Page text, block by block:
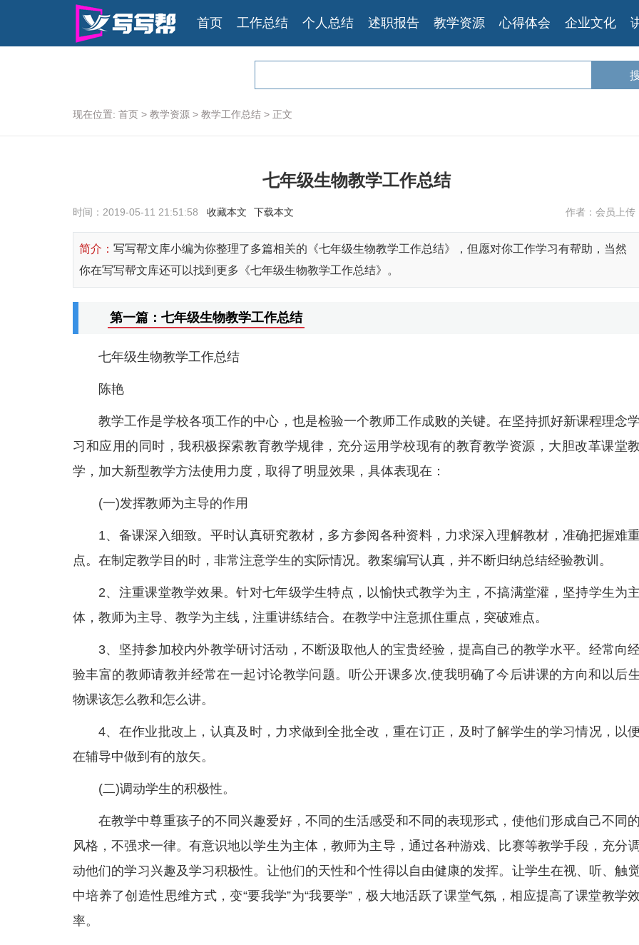
首页 工作总结 个人总结 述职报告 教学资源 心得体会 企业文化
现在位置: 首页 > 教学资源 > 教学工作总结 > 正文
七年级生物教学工作总结
时间：2019-05-11 21:51:58 收藏本文 下载本文 作者：会员上传
简介： 写写帮文库小编为你整理了多篇相关的《七年级生物教学工作总结》，但愿对你工作学习有帮助，当然
你在写写帮文库还可以找到更多《七年级生物教学工作总结》。
第一篇：七年级生物教学工作总结
七年级生物教学工作总结
陈艳
教学工作是学校各项工作的中心，也是检验一个教师工作成败的关键。在坚持抓好新课程理念学
习和应用的同时，我积极探索教育教学规律，充分运用学校现有的教育教学资源，大胆改革课堂教
学，加大新型教学方法使用力度，取得了明显效果，具体表现在：
(一)发挥教师为主导的作用
1、备课深入细致。平时认真研究教材，多方参阅各种资料，力求深入理解教材，准确把握难重
点。在制定教学目的时，非常注意学生的实际情况。教案编写认真，并不断归纳总结经验教训。
2、注重课堂教学效果。针对七年级学生特点，以愉快式教学为主，不搞满堂灌，坚持学生为主
体，教师为主导、教学为主线，注重讲练结合。在教学中注意抓住重点，突破难点。
3、坚持参加校内外教学研讨活动，不断汲取他人的宝贵经验，提高自己的教学水平。经常向
验丰富的教师请教并经常在一起讨论教学问题。听公开课多次,使我明确了今后讲课的方向和以后生
物课该怎么教和怎么讲。
4、在作业批改上，认真及时，力求做到全批全改，重在订正，及时了解学生的学习情况，以便
在辅导中做到有的放矢。
(二)调动学生的积极性。
在教学中尊重孩子的不同兴趣爱好，不同的生活感受和不同的表现形式，使他们形成自己不同的
风格，不强求一律。有意识地以学生为主体，教师为主导，通过各种游戏、比赛等教学手段，充分调
动他们的学习兴趣及学习积极性。让他们的天性和个性得以自由健康的发挥。让学生在视、听、触
中培养了创造性思维方式，变“要我学”为“我要学”，极大地活跃了课堂气氛，相应提高了课堂教学效
率。